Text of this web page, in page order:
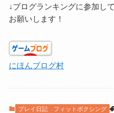
↓ブログランキングに参加し
お願いします！
にほんブログ村
プレイ日記 フィットボクシング